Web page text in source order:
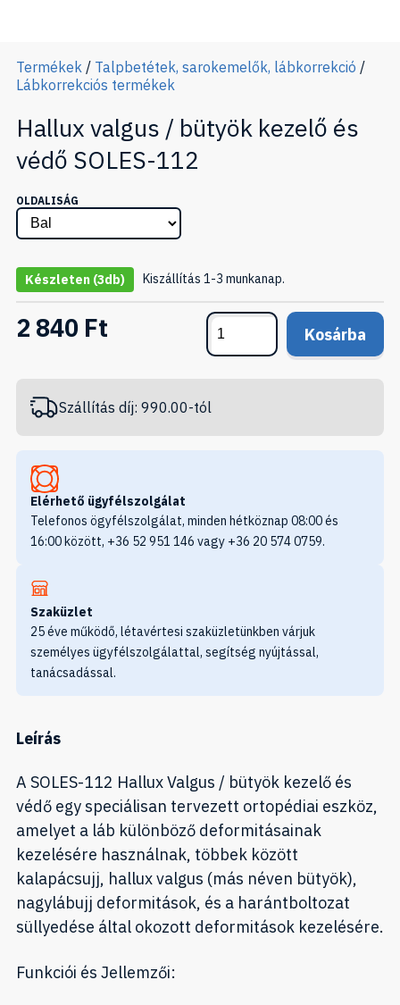
Termékek / Talpbetétek, sarokemelők, lábkorrekció /
Lábkorrekciós termékek
Hallux valgus / bütyök kezelő és
védő SOLES-112
OLDALISÁG
Készleten (3db) Kiszállítás 1-3 munkanap.
2 840 Ft Kosárba
Szállítás díj: 990.00-tól
Elérhető ügyfélszolgálat
Telefonos ögyfélszolgálat, minden hétköznap 08:00 és
16:00 között, +36 52 951 146 vagy +36 20 574 0759.
Szaküzlet
25 éve működő, létavértesi szaküzletünkben várjuk
személyes ügyfélszolgálattal, segítség nyújtással,
tanácsadással.
Leírás
A SOLES-112 Hallux Valgus / bütyök kezelő és
védő egy speciálisan tervezett ortopédiai eszköz,
amelyet a láb különböző deformitásainak
kezelésére használnak, többek között
kalapácsujj, hallux valgus (más néven bütyök),
nagylábujj deformitások, és a harántboltozat
süllyedése által okozott deformitások kezelésére.
Funkciói és Jellemzői: